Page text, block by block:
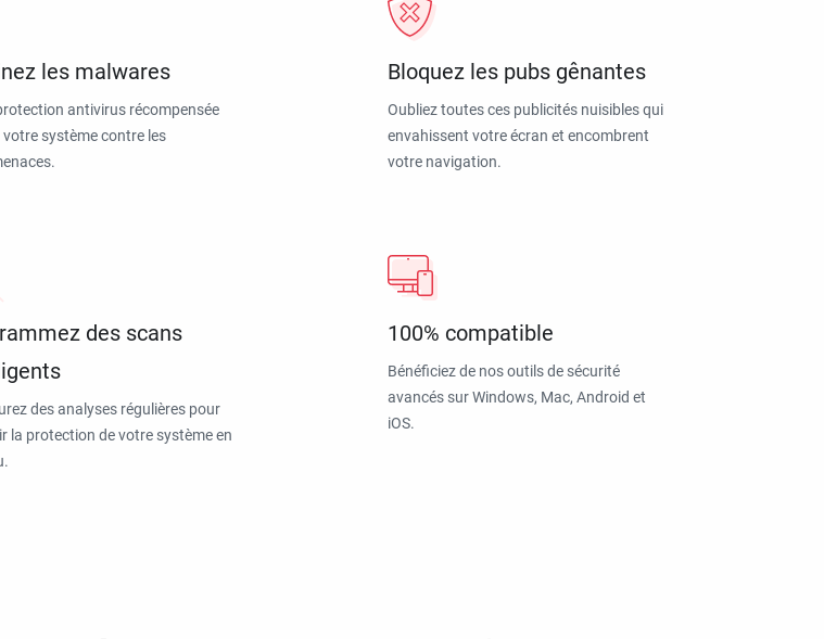
les malwares
antivirus récompensée
système contre les
Bloquez les pubs gênantes
Oubliez toutes ces publicités nuisibles qui
envahissent votre écran et encombrent
votre navigation.
des scans
des analyses régulières pour
la protection de votre système en
100% compatible
Bénéficiez de nos outils de sécurité
avancés sur Windows, Mac, Android et
iOS.